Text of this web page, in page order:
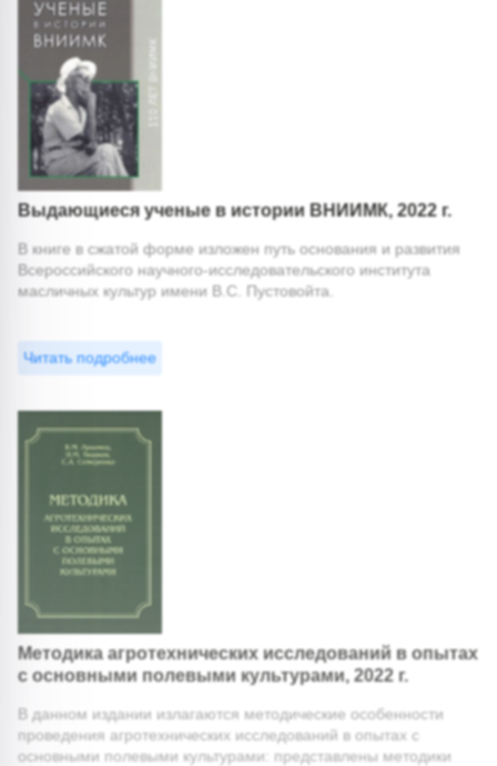
Выдающиеся ученые в истории ВНИИМК, 2022 г.
В книге в сжатой форме изложен путь основания и развития
Всероссийского научного-исследовательского института
масличных культур имени В.С. Пустовойта.
Читать подробнее
Методика агротехнических исследований в опытах
с основными полевыми культурами, 2022 г.
В данном издании излагаются методические особенности
проведения агротехнических исследований в опытах с
основными полевыми культурами: представлены методики